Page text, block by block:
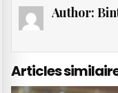
Author:
Articles